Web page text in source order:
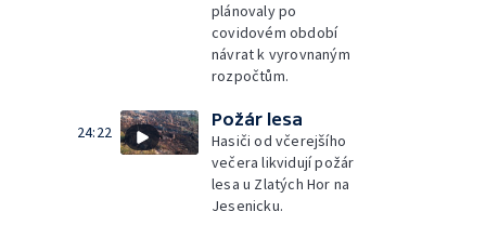
plánovaly po
covidovém období
návrat k vyrovnaným
rozpočtům.
24:22
Požár lesa
Hasiči od včerejšího
večera likvidují požár
lesa u Zlatých Hor na
Jesenicku.